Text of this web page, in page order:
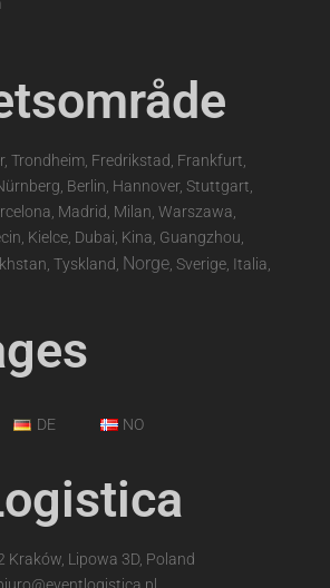
Trondheim, Fredrikstad, Frankfurt,
Berlin, Hannover, Stuttgart,
Madrid, Milan, Warszawa,
Kielce, Dubai, Kina, Guangzhou,
Tyskland, Norge , Sverige, Italia,
DE NO
Kraków, Lipowa 3D, Poland